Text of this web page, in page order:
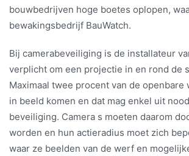
bouwbedrijven hoge boetes oplopen,
bewakingsbedrijf BauWatch.
Bij camerabeveiliging is de installateur
verplicht om een projectie in en rond de
Maximaal twee procent van de openbare
in beeld komen en dat mag enkel uit
beveiliging. Camera s moeten daarom
worden en hun actieradius moet zich
waar ze beelden van de werf en